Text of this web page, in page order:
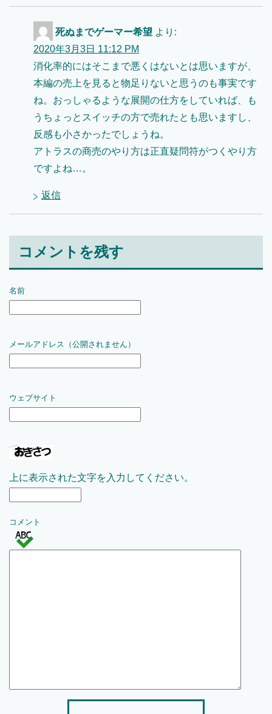
死ぬまでゲーマー希望 より:
2020年3月3日 11:12 PM
消化率的にはそこまで悪くはないとは思いますが、
本編の売上を見ると物足りないと思うのも事実です
ね。おっしゃるような展開の仕方をしていれば、も
うちょっとスイッチの方で売れたとも思いますし、
反感も小さかったでしょうね。
アトラスの商売のやり方は正直疑問符がつくやり方
ですよね…。
返信
コメントを残す
名前
メールアドレス（公開されません）
ウェブサイト
上に表示された文字を入力してください。
コメント